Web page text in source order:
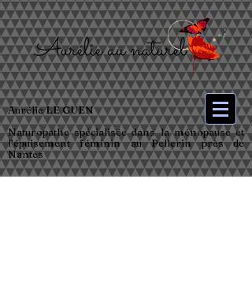
Aurélie LE GUEN
Naturopathe spécialisée dans la ménopause et
l’épuisement féminin au Pellerin près de
Nantes